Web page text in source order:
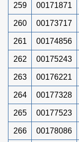
259 00171871
260 00173717
261 00174856
262 00175243
263 00176221
264 00177328
265 00177523
266 00178086